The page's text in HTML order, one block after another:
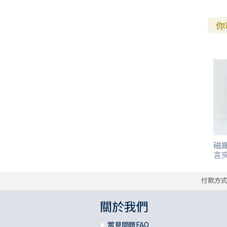
磁
言
付款方
關於我們
常見問題FAQ